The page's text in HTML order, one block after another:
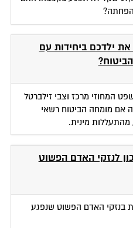
ילדכם ביחידות עם
המחוזי מרכז וצבי זילברטל
אם מומחה הביטוח רשאי
מינית.
לנזקי האדם הפשוט
בנזקי האדם הפשוט שנפגע